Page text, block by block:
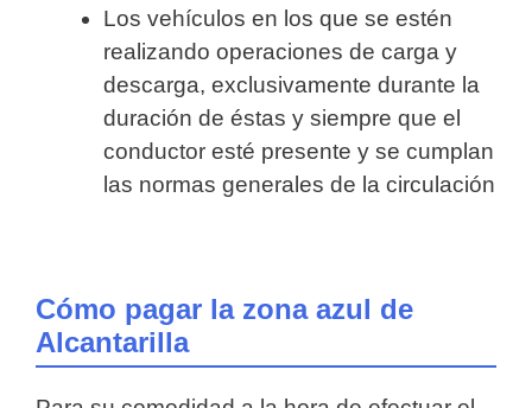
Los vehículos en los que se estén
realizando operaciones de carga y
descarga, exclusivamente durante la
duración de éstas y siempre que el
conductor esté presente y se cumplan
las normas generales de la circulación
Cómo pagar la zona azul de
Alcantarilla